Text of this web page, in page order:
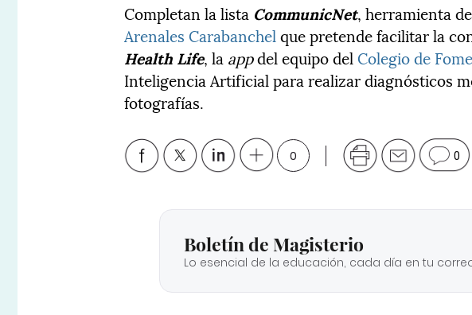
Completan la lista CommunicNet, herramienta
Arenales Carabanchelque pretende facilitar la
Health Life, la appdel equipo del Colegio de
Inteligencia Artificial para realizar diagnósticos
fotografías.
0 0
Boletín de Magisterio
Lo esencial de la educación, cada día en tu